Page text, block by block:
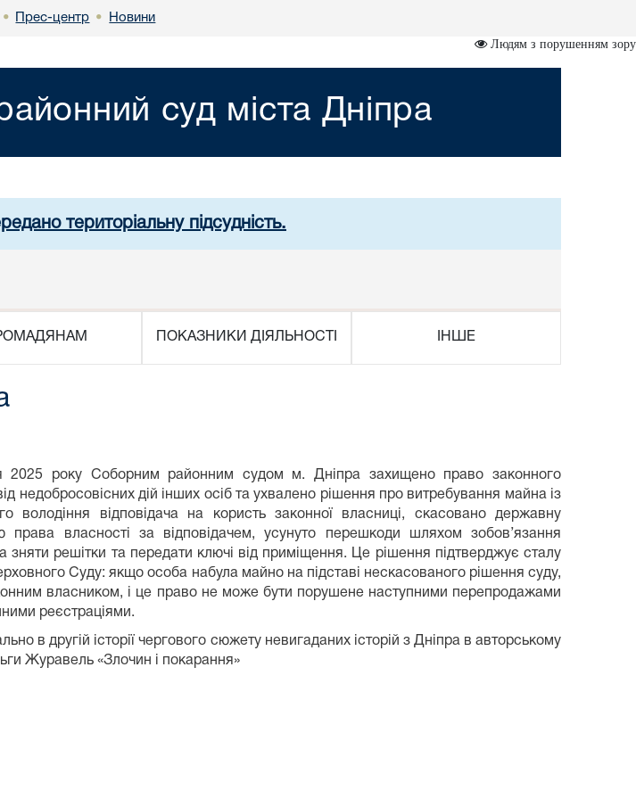
• Прес-центр • Новини
Людям з порушенням зору
суд міста Дніпра
територіальну підсудність.
ПОКАЗНИКИ ДІЯЛЬНОСТІ ІНШЕ
2025 року Соборним районним судом м. Дніпра захищено право законного
недобросовісних дій інших осіб та ухвалено рішення про витребування майна із
володіння відповідача на користь законної власниці, скасовано державну
права власності за відповідачем, усунуто перешкоди шляхом зобов’язання
зняти решітки та передати ключі від приміщення. Це рішення підтверджує сталу
Суду: якщо особа набула майно на підставі нескасованого рішення суду,
власником, і це право не може бути порушене наступними перепродажами
реєстраціями.
в другій історії чергового сюжету невигаданих історій з Дніпра в авторському
Журавель «Злочин і покарання»